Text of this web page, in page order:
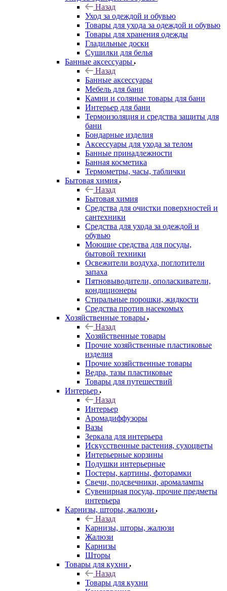
Назад
Уход за одеждой и обувью
Товары для ухода за одеждой и обувью
Товары для хранения одежды
Гладильные доски
Сушилки для белья
Банные аксессуары
Назад
Банные аксессуары
Мебель для бани
Камни и соляные товары для бани
Интерьер для бани
Термоизоляция и средства защиты для
бани
Бондарные изделия
Аксеcсуары для ухода за телом
Банные принадлежности
Банная косметика
Термометры, часы, таблички
Бытовая химия
Назад
Бытовая химия
Средства для очистки поверхностей и
сантехники
Средства для ухода за одеждой и
обувью
Моющие средства для посуды,
бытовой техники
Освежители воздуха, поглотители
запаха
Пятновыводители, ополаскиватели,
кондиционеры
Стиральные порошки, жидкости
Средства против насекомых
Хозяйственные товары
Назад
Хозяйственные товары
Прочие хозяйственные пластиковые
изделия
Прочие хозяйственные товары
Ведра, тазы пластиковые
Товары для путешествий
Интерьер
Назад
Интерьер
Аромадиффузоры
Вазы
Зеркала для интерьера
Искусственные растения, сухоцветы
Интерьерные корзины
Подушки интерьерные
Постеры, картины, фоторамки
Свечи, подсвечники, аромалампы
Сувенирная посуда, прочие предметы
интерьера
Карнизы, шторы, жалюзи
Назад
Карнизы, шторы, жалюзи
Жалюзи
Карнизы
Шторы
Товары для кухни
Назад
Товары для кухни